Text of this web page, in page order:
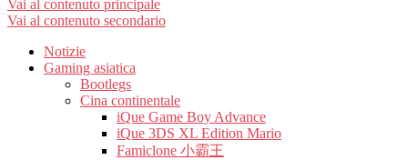
Vai al contenuto principale
Vai al contenuto secondario
Notizie
Gaming asiatica
Bootlegs
Cina continentale
iQue Game Boy Advance
iQue 3DS XL Edition Mario
Famiclone 小霸王